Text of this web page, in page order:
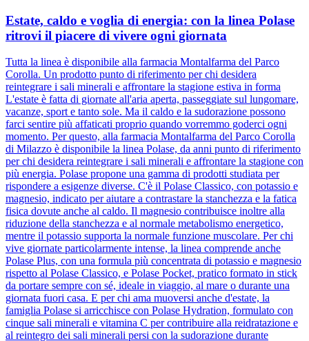
Estate, caldo e voglia di energia: con la linea Polase
ritrovi il piacere di vivere ogni giornata
Tutta la linea è disponibile alla farmacia Montalfarma del Parco
Corolla. Un prodotto punto di riferimento per chi desidera
reintegrare i sali minerali e affrontare la stagione estiva in forma
L'estate è fatta di giornate all'aria aperta, passeggiate sul lungomare,
vacanze, sport e tanto sole. Ma il caldo e la sudorazione possono
farci sentire più affaticati proprio quando vorremmo goderci ogni
momento. Per questo, alla farmacia Montalfarma del Parco Corolla
di Milazzo è disponibile la linea Polase, da anni punto di riferimento
per chi desidera reintegrare i sali minerali e affrontare la stagione con
più energia. Polase propone una gamma di prodotti studiata per
rispondere a esigenze diverse. C'è il Polase Classico, con potassio e
magnesio, indicato per aiutare a contrastare la stanchezza e la fatica
fisica dovute anche al caldo. Il magnesio contribuisce inoltre alla
riduzione della stanchezza e al normale metabolismo energetico,
mentre il potassio supporta la normale funzione muscolare. Per chi
vive giornate particolarmente intense, la linea comprende anche
Polase Plus, con una formula più concentrata di potassio e magnesio
rispetto al Polase Classico, e Polase Pocket, pratico formato in stick
da portare sempre con sé, ideale in viaggio, al mare o durante una
giornata fuori casa. E per chi ama muoversi anche d'estate, la
famiglia Polase si arricchisce con Polase Hydration, formulato con
cinque sali minerali e vitamina C per contribuire alla reidratazione e
al reintegro dei sali minerali persi con la sudorazione durante